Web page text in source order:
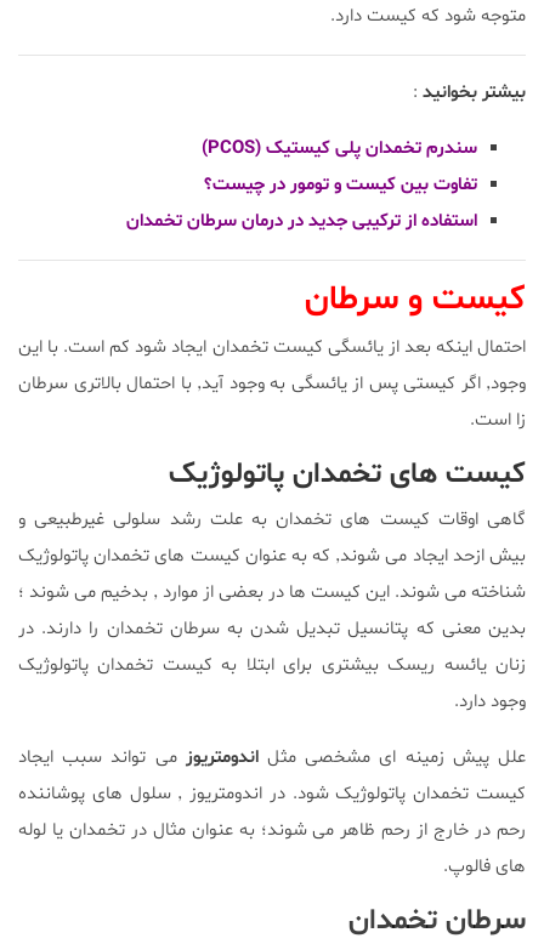
متوجه شود که کیست دارد.
بیشتر بخوانید :
سندرم تخمدان پلی کیستیک (PCOS)
تفاوت بین کیست و تومور در چیست؟
استفاده از ترکیبی جدید در درمان سرطان تخمدان
کیست و سرطان
احتمال اینکه بعد از یائسگی کیست تخمدان ایجاد شود کم است. با این
وجود٬ اگر کیستی پس از یائسگی به وجود آید٬ با احتمال بالاتری سرطان
زا است.
کیست های تخمدان پاتولوژیک
گاهی اوقات کیست های تخمدان به علت رشد سلولی غیرطبیعی و
بیش ازحد ایجاد می شوند٬ که به عنوان کیست های تخمدان پاتولوژیک
شناخته می شوند. این کیست ها در بعضی از موارد ٬ بدخیم می شوند ؛
بدین معنی که پتانسیل تبدیل شدن به سرطان تخمدان را دارند. در
زنان یائسه ریسک بیشتری برای ابتلا به کیست تخمدان پاتولوژیک
وجود دارد.
علل پیش زمینه ای مشخصی مثلاندومتریوز می تواند سبب ایجاد
کیست تخمدان پاتولوژیک شود. در اندومتریوز ٬ سلول های پوشاننده
رحم در خارج از رحم ظاهر می شوند؛ به عنوان مثال در تخمدان یا لوله
های فالوپ.
سرطان تخمدان